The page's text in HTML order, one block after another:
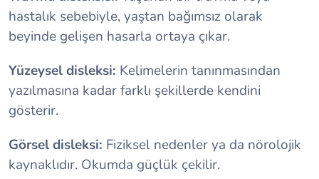
hastalık sebebiyle, yaştan bağımsız olarak
beyinde gelişen hasarla ortaya çıkar.
Yüzeysel disleksi: Kelimelerin tanınmasından
yazılmasına kadar farklı şekillerde kendini
gösterir.
Görsel disleksi: Fiziksel nedenler ya da nörolojik
kaynaklıdır. Okumda güçlük çekilir.